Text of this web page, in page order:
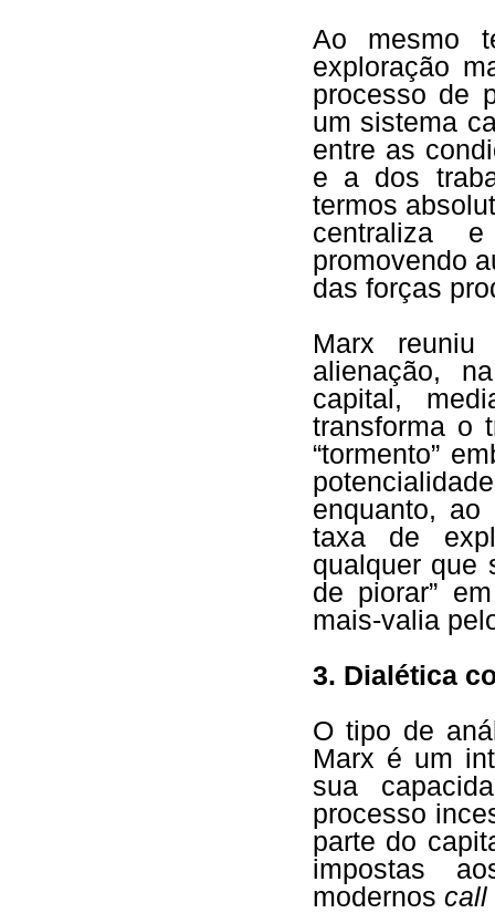
Ao mesmo
exploração
processo de
um sistema
entre as
e a dos
termos
centraliza
promovendo
das forças
Marx
alienação,
capital,
transforma o
“tormento”
enquanto, ao
taxa de
qualquer que
de piorar”
mais-valia
3. Dialética
O tipo de
Marx é um
sua
processo
parte do
impostas
modernos call